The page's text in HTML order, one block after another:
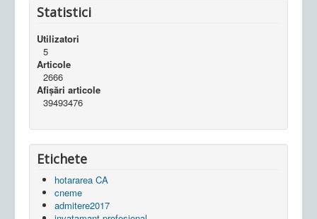
Statistici
Utilizatori
5
Articole
2666
Afișări articole
39493476
Etichete
hotararea CA
cneme
admitere2017